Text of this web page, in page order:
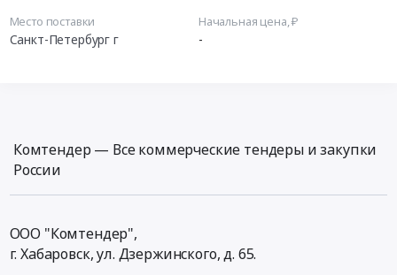
Место поставки
Санкт-Петербург г
Начальная цена, ₽
-
Комтендер — Все коммерческие тендеры и закупки
России
ООО "Комтендер",
г. Хабаровск,ул. Дзержинского, д. 65.